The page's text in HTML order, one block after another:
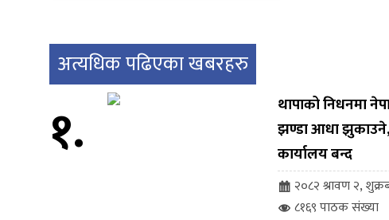
अत्यधिक पढिएका खबरहरु
१.
थापाको निधनमा
झण्डा आधा
कार्यालय बन्द
२०८२ श्रावण २,
८१६९ पाठक संख्या